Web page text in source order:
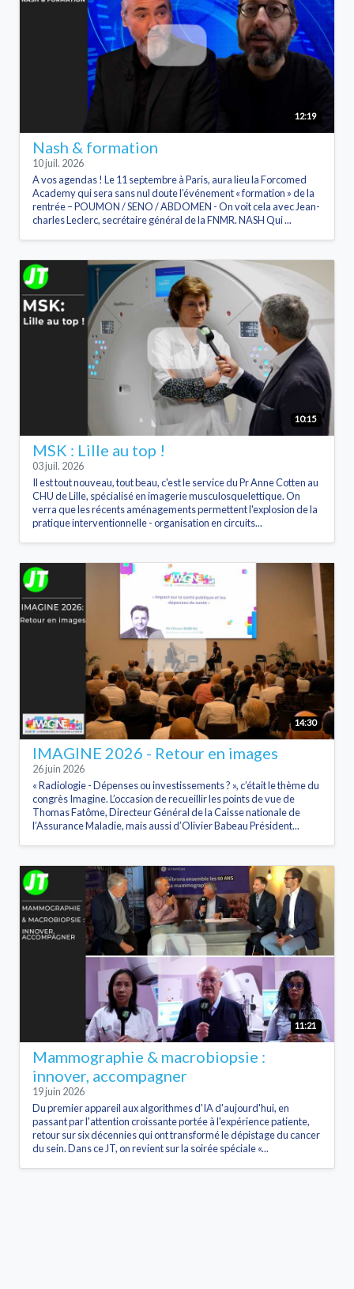
12:19
Nash & formation
10 juil. 2026
A vos agendas ! Le 11 septembre à Paris, aura lieu la Forcomed
Academy qui sera sans nul doute l’événement « formation » de la
rentrée – POUMON / SENO / ABDOMEN - On voit cela avec Jean-
charles Leclerc, secrétaire général de la FNMR. NASH Qui ...
10:15
MSK : Lille au top !
03 juil. 2026
Il est tout nouveau, tout beau, c'est le service du Pr Anne Cotten au
CHU de Lille, spécialisé en imagerie musculosquelettique. On
verra que les récents aménagements permettent l'explosion de la
pratique interventionnelle - organisation en circuits...
14:30
IMAGINE 2026 - Retour en images
26 juin 2026
« Radiologie - Dépenses ou investissements ? », c’était le thème du
congrès Imagine. L’occasion de recueillir les points de vue de
Thomas Fatôme, Directeur Général de la Caisse nationale de
l’Assurance Maladie, mais aussi d’Olivier Babeau Président...
11:21
Mammographie & macrobiopsie :
innover, accompagner
19 juin 2026
Du premier appareil aux algorithmes d'IA d'aujourd'hui, en
passant par l'attention croissante portée à l'expérience patiente,
retour sur six décennies qui ont transformé le dépistage du cancer
du sein. Dans ce JT, on revient sur la soirée spéciale «...